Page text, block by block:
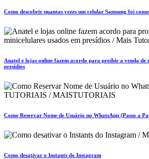
Como descobrir quantas vezes um celular Samsung foi
Anatel e lojas online fazem acordo para proibir a venda de
presídios
Como Reservar Nome de Usuário no WhatsApp (Passo a
Como desativar o Instants do Instagram